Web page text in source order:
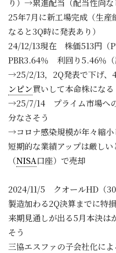
り）→累進配当（配当性向
25年7月に新工場完成（生産
なると3Q時に発表あり）
24/12/13現在 株価513円
PBR3.64％ 利回り5.46％（
→25/2/13，2Q発表で下げ
ンピン買いして本命株になる
→25/7/14 プライム市場へ
分なさそう
→コロナ感染規模が年々縮
短期的な業績アップは厳し
（NISA口座）で売却
2024/11/5 クオールHD（
製造加わる2Q決算までに特
来期見通しが出る5月本決は
そう
三協エスファの子会社化に